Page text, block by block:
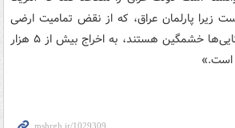
زیرا پارلمان عراق، که از نقض تمامیت ارضی
این کشور به دست آمریکایی‌ها خشمگین هستند، به اخراج بیش از ۵ هزار
است.»